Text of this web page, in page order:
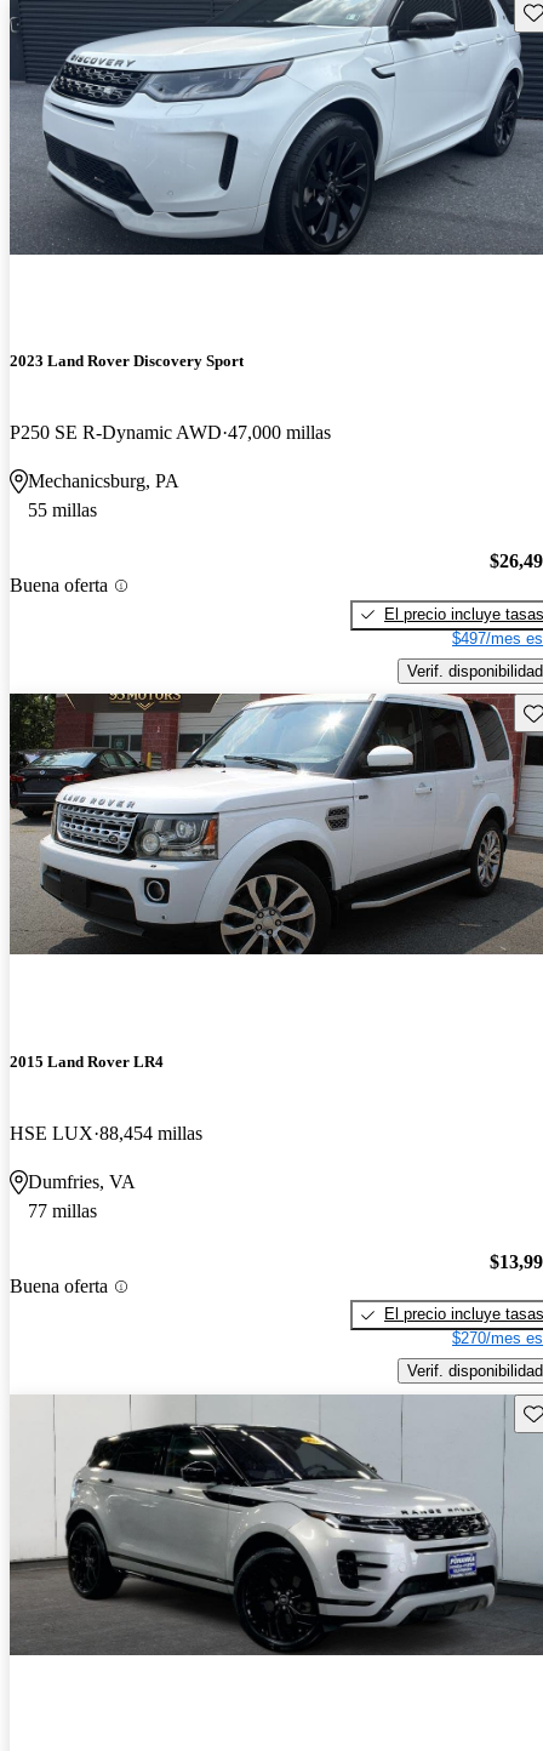
2023 Land Rover Discovery Sport
P250 SE R-Dynamic AWD 47,000 millas
Mechanicsburg, PA
55 millas
Buena oferta
El precio incluye tasas
$497/mes
Verif. disponibilidad
2015 Land Rover LR4
HSE LUX 88,454 millas
Dumfries, VA
77 millas
Buena oferta
El precio incluye tasas
$270/mes
Verif. disponibilidad